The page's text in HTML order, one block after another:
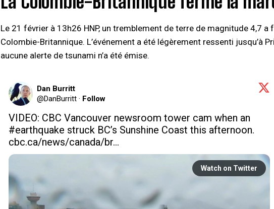
Le 21 février à 13h26 HNP, un tremblement de terre de magnitude 4,7
Colombie-Britannique. L’événement a été légèrement ressenti jusqu’à
aucune alerte de tsunami n’a été émise.
Dan Burritt
@DanBurritt · Follow
#earthquake
cbc.ca/news/canada/br…
Watch on Twitter